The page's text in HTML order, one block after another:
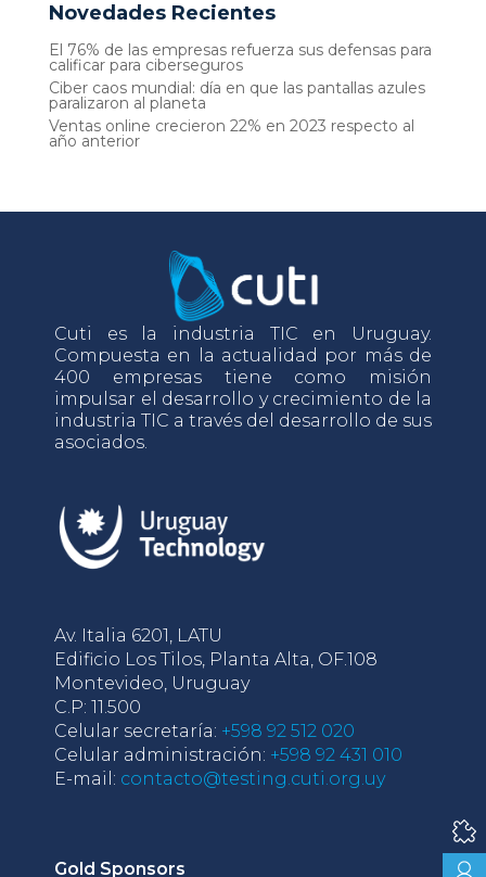
Novedades Recientes
El 76% de las empresas refuerza sus defensas para
calificar para ciberseguros
Ciber caos mundial: día en que las pantallas azules
paralizaron al planeta
Ventas online crecieron 22% en 2023 respecto al
año anterior
Cuti es la industria TIC en Uruguay.
Compuesta en la actualidad por más de
400 empresas tiene como misión
impulsar el desarrollo y crecimiento de la
industria TIC a través del desarrollo de sus
asociados.
Av. Italia 6201, LATU
Edificio Los Tilos, Planta Alta, OF.108
Montevideo, Uruguay
C.P: 11.500
Celular secretaría: +598 92 512 020
Celular administración: +598 92 431 010
E-mail: contacto@testing.cuti.org.uy
Gold Sponsors